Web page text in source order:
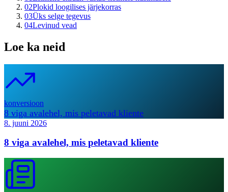
02Plokid loogilises järjekorras
03Üks selge tegevus
04Levinud vead
Loe ka neid
konversioon
8 viga avalehel, mis peletavad kliente
8. juuni 2026
8 viga avalehel, mis peletavad kliente